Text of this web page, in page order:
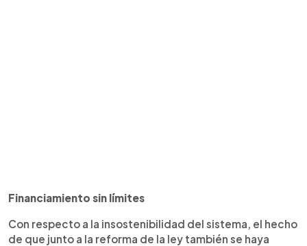
Financiamiento sin límites
Con respecto a la insostenibilidad del sistema, el hecho
de que junto a la reforma de la ley también se haya